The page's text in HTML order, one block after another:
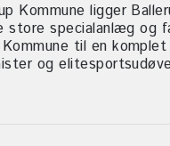
Kommune ligger
store specialanlæg og
til en
og